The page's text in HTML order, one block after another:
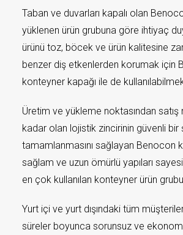
Taban ve duvarları kapalı olan
yüklenen ürün grubuna göre ihtiyaç
ürünü toz, böcek ve ürün kalitesine
benzer diş etkenlerden korumak için
konteyner kapağı ile de
Üretim ve yükleme noktasından satış
kadar olan lojistik zincirinin güvenli bir
tamamlanmasını sağlayan Benocon
sağlam ve uzun ömürlü yapıları
en çok kullanılan konteyner ürün
Yurt içi ve yurt dışındaki tüm
süreler boyunca sorunsuz ve